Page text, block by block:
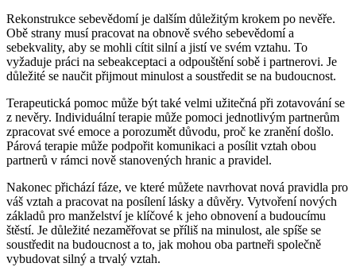
Rekonstrukce sebevědomí je dalším důležitým krokem po nevěře.
Obě strany musí pracovat na obnově svého sebevědomí a
sebekvality, aby se mohli cítit silní a jistí ve svém vztahu. To
vyžaduje práci na sebeakceptaci a odpouštění sobě i partnerovi. Je
důležité se naučit přijmout minulost a soustředit se na budoucnost.
Terapeutická pomoc může být také velmi užitečná při zotavování se
z nevěry. Individuální terapie může pomoci jednotlivým partnerům
zpracovat své emoce a porozumět důvodu, proč ke zranění došlo.
Párová terapie může podpořit komunikaci a posílit vztah obou
partnerů v rámci nově stanovených hranic a pravidel.
Nakonec přichází fáze, ve které můžete navrhovat nová pravidla pro
váš vztah a pracovat na posílení lásky a důvěry. Vytvoření nových
základů pro manželství je klíčové k jeho obnovení a budoucímu
štěstí. Je důležité nezaměřovat se příliš na minulost, ale spíše se
soustředit na budoucnost a to, jak mohou oba partneři společně
vybudovat silný a trvalý vztah.